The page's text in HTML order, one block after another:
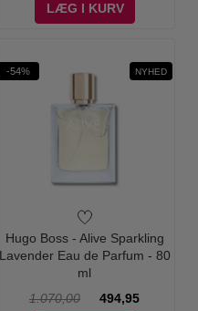
LÆG I KURV
-54% NYHED
Hugo Boss - Alive Sparkling
Lavender Eau de Parfum - 80
ml
1.070,00
494,95